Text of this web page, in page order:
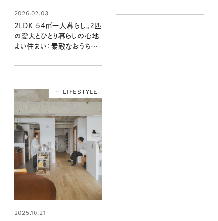
2026.02.03
2LDK 54㎡一人暮らし。2匹
の愛犬とひとり暮らしの心地
よい住まい：素敵なおうち訪
ん宅前編）
LIFESTYLE
2025.10.21